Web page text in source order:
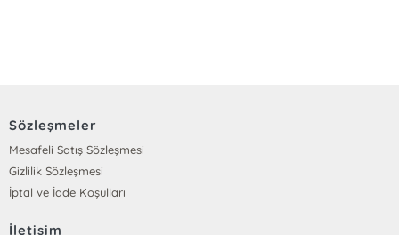
Sözleşmeler
Mesafeli Satış Sözleşmesi
Gizlilik Sözleşmesi
İptal ve İade Koşulları
İletişim